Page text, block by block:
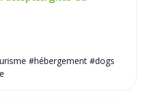
#hébergement #dogs